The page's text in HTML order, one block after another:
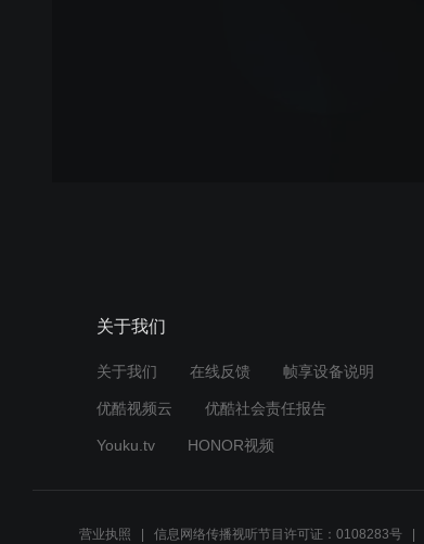
关于我们
关于我们 在线反馈 帧享设备说明
优酷视频云 优酷社会责任报告
Youku.tv HONOR视频
营业执照 信息网络传播视听节目许可证：0108283号